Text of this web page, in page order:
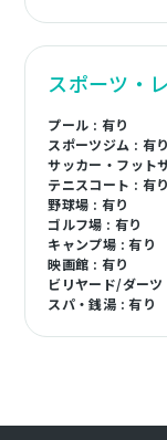
スポーツ・
プール : 有り
スポーツジム : 有り
サッカー・フット
テニスコート : 有り
野球場 : 有り
ゴルフ場 : 有り
キャンプ場 : 有り
映画館 : 有り
ビリヤード/ダーツ
スパ・銭湯 : 有り